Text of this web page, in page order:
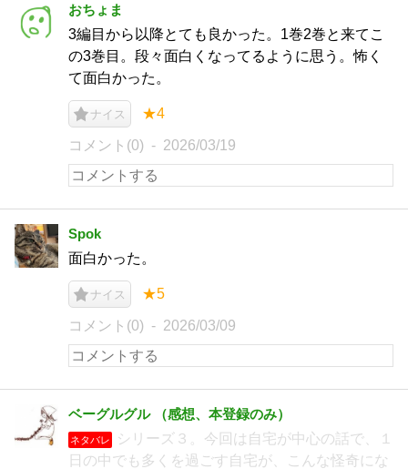
おちょま
3編目から以降とても良かった。1巻2巻と来てこ
の3巻目。段々面白くなってるように思う。怖く
て面白かった。
ナイス ★4
コメント(0) 2026/03/19
Spok
面白かった。
ナイス ★5
コメント(0) 2026/03/09
ベーグルグル （感想、本登録のみ）
ネタバレ
シリーズ３。今回は自宅が中心の話で、１
日の中でも多くを過ごす自宅が、こんな怪奇にな